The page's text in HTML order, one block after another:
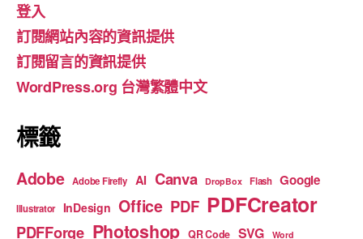
b
o
o
k
a
m
u
b
e
登入
訂閱網站內容的資訊提供
訂閱留言的資訊提供
WordPress.org 台灣繁體中文
標籤
Adobe Adobe Firefly AI Canva DropBox Flash Google
Illustrator InDesign Office PDF PDFCreator
PDFForge Photoshop QR Code SVG Word